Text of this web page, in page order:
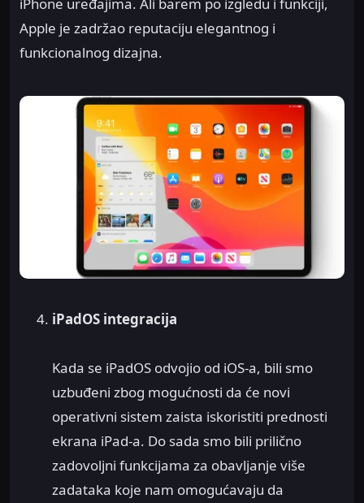
Apple je zadržao reputaciju elegantnog i
funkcionalnog dizajna.
iPadOS integracija
Kada se iPadOS odvojio od iOS-a, bili smo
uzbuđeni zbog mogućnosti da će novi
operativni sistem zaista iskoristiti prednosti
ekrana iPad-a. Do sada smo bili prilično
zadovoljni funkcijama za obavljanje više
zadataka koje nam omogućavaju da